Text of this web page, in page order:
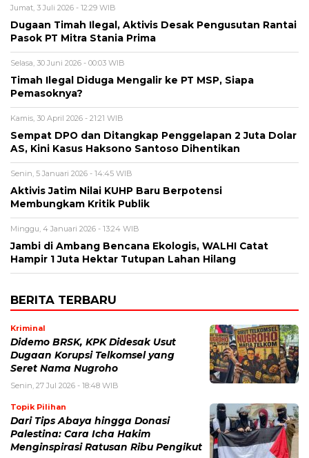
Jumat, 3 Juli 2026 - 12:29 WIB
Dugaan Timah Ilegal, Aktivis Desak Pengusutan Rantai
Pasok PT Mitra Stania Prima
Selasa, 30 Juni 2026 - 00:03 WIB
Timah Ilegal Diduga Mengalir ke PT MSP, Siapa
Pemasoknya?
Kamis, 30 April 2026 - 21:21 WIB
Sempat DPO dan Ditangkap Penggelapan 2 Juta Dolar
AS, Kini Kasus Haksono Santoso Dihentikan
Senin, 5 Januari 2026 - 14:45 WIB
Aktivis Jatim Nilai KUHP Baru Berpotensi
Membungkam Kritik Publik
Minggu, 4 Januari 2026 - 13:24 WIB
Jambi di Ambang Bencana Ekologis, WALHI Catat
Hampir 1 Juta Hektar Tutupan Lahan Hilang
BERITA TERBARU
Kriminal
Didemo BRSK, KPK Didesak Usut
Dugaan Korupsi Telkomsel yang
Seret Nama Nugroho
Senin, 27 Jul 2026 - 18:48 WIB
Topik Pilihan
Dari Tips Abaya hingga Donasi
Palestina: Cara Icha Hakim
Menginspirasi Ratusan Ribu Pengikut